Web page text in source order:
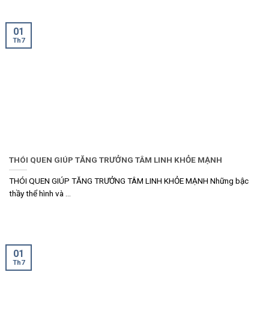
THÓI QUEN GIÚP TĂNG TRƯỞNG TÂM LINH KHỎE MẠNH
THÓI QUEN GIÚP TĂNG TRƯỞNG TÂM LINH KHỎE MẠNH Những bậc
thầy thể hình và ...
01
Th7
01
Th7